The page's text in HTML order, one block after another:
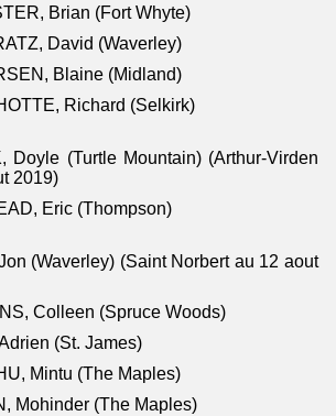
Brian (Fort Whyte)
David (Waverley)
Blaine (Midland)
Richard (Selkirk)
Doyle (Turtle Mountain) (Arthur-Virden
2019)
Eric (Thompson)
(Waverley) (Saint Norbert au 12 aout
Colleen (Spruce Woods)
(St. James)
Mintu (The Maples)
Mohinder (The Maples)